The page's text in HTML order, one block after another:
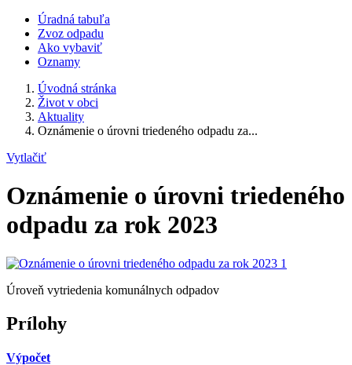
Úradná tabuľa
Zvoz odpadu
Ako vybaviť
Oznamy
Úvodná stránka
Život v obci
Aktuality
Oznámenie o úrovni triedeného odpadu za...
Vytlačiť
Oznámenie o úrovni triedeného
odpadu za rok 2023
Úroveň vytriedenia komunálnych odpadov
Prílohy
Výpočet